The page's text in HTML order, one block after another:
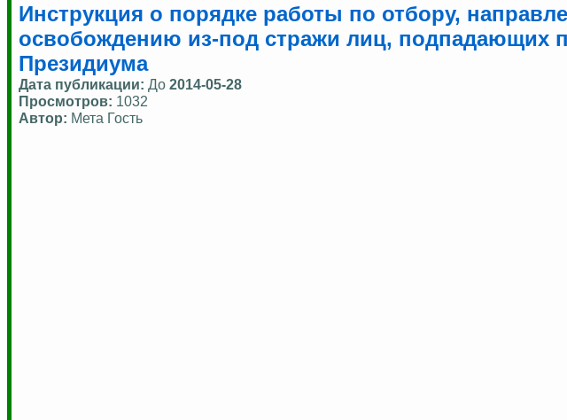
Инструкция о порядке работы по отбору,
освобождению из-под стражи лиц, подпадающих
Президиума
Дата публикации: До 2014-05-28
Просмотров: 1032
Автор: Мета Гость